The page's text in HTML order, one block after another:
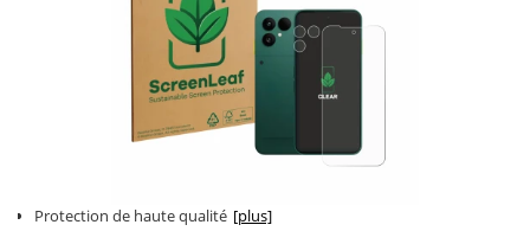
Protection de haute qualité [plus]